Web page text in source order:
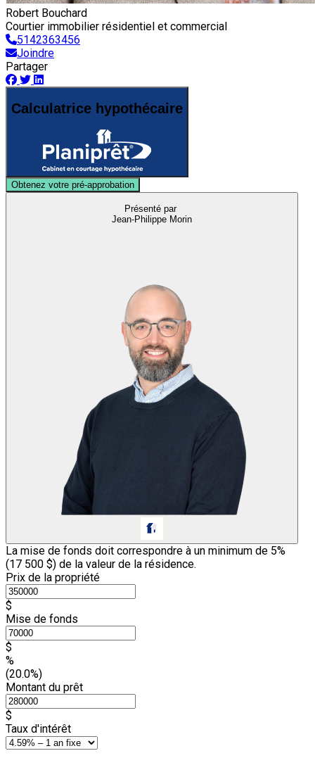
Robert Bouchard
Courtier immobilier résidentiel et commercial
5142363456
Joindre
Partager
Calculatrice hypothécaire
Obtenez votre pré-approbation
Présenté par
Jean-Philippe Morin
La mise de fonds doit correspondre à un minimum de 5%
(17 500 $) de la valeur de la résidence.
Prix de la propriété
$
Mise de fonds
$
%
(20.0%)
Montant du prêt
$
Taux d'intérêt